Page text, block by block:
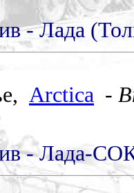
- Лада
Arctica -
- Лада-